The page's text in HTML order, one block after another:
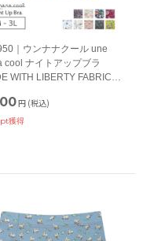
｜ウンナナクール une
cool ナイトアップブラ
WITH LIBERTY FABRIC
円 (税込)
pt獲得